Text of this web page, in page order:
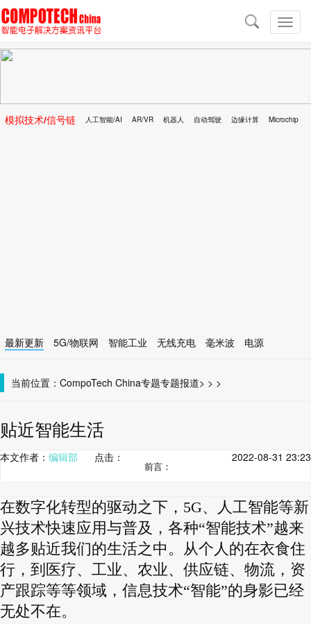
切
换
导
导
航
模拟技术/信号链 人工智能/AI AR/VR 机器人 自动驾驶 边缘计算 Microchip
最新更新 5G/物联网 智能工业 无线充电 毫米波
电源
当前位置： CompoTech China >
专题 >
专题报道 >
贴近智能生活
本文作者： 编辑部 点击： 2022-08-31 23:23
前言：
在数字化转型的驱动之下， 5G、人工智能等新
兴技术快速应用与普及，各种“智能技术”越来
越多贴近我们的生活之中。从个人的在衣食住
行，到医疗、工业、农业、供应链、物流，资
产跟踪等等领域，信息技术“智能”的身影已经
无处不在。